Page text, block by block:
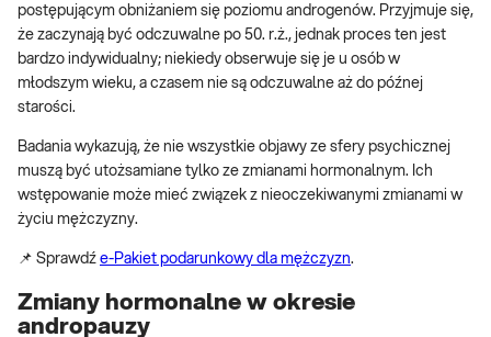
postępującym obniżaniem się poziomu androgenów. Przyjmuje się,
że zaczynają być odczuwalne po 50. r.ż., jednak proces ten jest
bardzo indywidualny; niekiedy obserwuje się je u osób w
młodszym wieku, a czasem nie są odczuwalne aż do późnej
starości.
Badania wykazują, że nie wszystkie objawy ze sfery psychicznej
muszą być utożsamiane tylko ze zmianami hormonalnym. Ich
wstępowanie może mieć związek z nieoczekiwanymi zmianami w
życiu mężczyzny.
📌 Sprawdź e-Pakiet podarunkowy dla mężczyzn.
Zmiany hormonalne w okresie
andropauzy